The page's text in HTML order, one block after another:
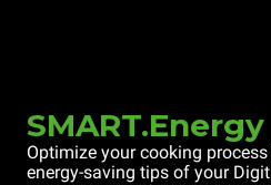
SMART.Energy
Optimize your cooking
energy-saving tips of your